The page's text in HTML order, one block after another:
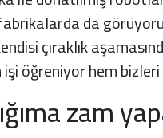
da
çıraklık
öğreniyor hem
zam